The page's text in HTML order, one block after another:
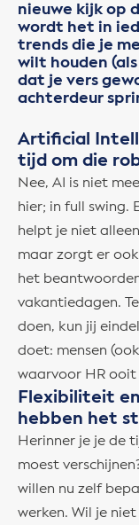
nieuwe kijk op
wordt het in
trends die je
wilt houden
dat je vers
achterdeur
Artificial
tijd om die
Nee, AI is niet
hier; in full swing.
helpt je niet
maar zorgt er
het
vakantiedagen.
doen, kun jij
doet: mensen
waarvoor HR ooit
Flexibiliteit
hebben het
Herinner je je de
moest
willen nu zelf
werken. Wil je